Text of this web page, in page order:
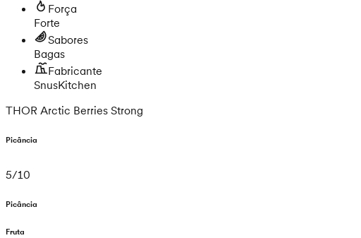
Força
Forte
Sabores
Bagas
Fabricante
SnusKitchen
THOR Arctic Berries Strong
Picância
5/10
Picância
Fruta